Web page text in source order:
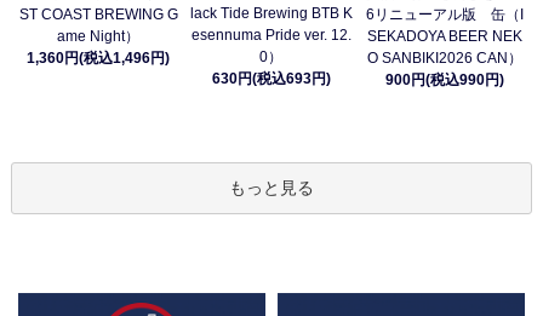
ST COAST BREWING G
ame Night）
1,360円(税込1,496円)
lack Tide Brewing BTB K
esennuma Pride ver. 12.
0）
630円(税込693円)
6リニューアル版 缶（I
SEKADOYA BEER NEK
O SANBIKI2026 CAN）
900円(税込990円)
もっと見る